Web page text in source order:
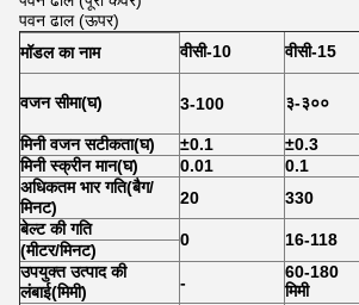
पवन ढाल (ऊपर)
वीसी-10
वीसी-15
मॉडल का नाम
वजन सीमा(घ) 3-100 ३-३००
मिनी वजन सटीकता(घ) ±0.1 ±0.3
मिनी स्क्रीन मान(घ) 0.01 0.1
अधिकतम भार गति(बैग/
मिनट) 20 330
बेल्ट की गति
0 16-118
(मीटर/मिनट)
उपयुक्त उत्पाद की
लंबाई(मिमी) -
60-180
मिमी